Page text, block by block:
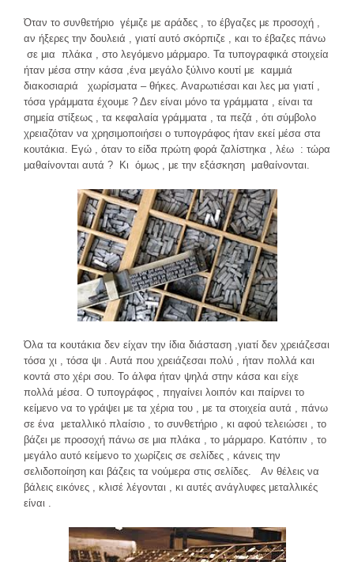
Όταν το συνθετήριο γέμιζε με αράδες , το έβγαζες με προσοχή ,
αν ήξερες την δουλειά , γιατί αυτό σκόρπιζε , και το έβαζες πάνω
σε μια πλάκα , στο λεγόμενο μάρμαρο. Τα τυπογραφικά στοιχεία
ήταν μέσα στην κάσα ,ένα μεγάλο ξύλινο κουτί με καμμιά
διακοσιαριά χωρίσματα – θήκες. Αναρωτιέσαι και λες μα γιατί ,
τόσα γράμματα έχουμε ? Δεν είναι μόνο τα γράμματα , είναι τα
σημεία στίξεως , τα κεφαλαία γράμματα , τα πεζά , ότι σύμβολο
χρειαζόταν να χρησιμοποιήσει ο τυπογράφος ήταν εκεί μέσα στα
κουτάκια. Εγώ , όταν το είδα πρώτη φορά ζαλίστηκα , λέω : τώρα
μαθαίνονται αυτά ? Κι όμως , με την εξάσκηση μαθαίνονται.
Όλα τα κουτάκια δεν είχαν την ίδια διάσταση ,γιατί δεν χρειάζεσαι
τόσα χι , τόσα ψι . Αυτά που χρειάζεσαι πολύ , ήταν πολλά και
κοντά στο χέρι σου. Το άλφα ήταν ψηλά στην κάσα και είχε
πολλά μέσα. Ο τυπογράφος , πηγαίνει λοιπόν και παίρνει το
κείμενο να το γράψει με τα χέρια του , με τα στοιχεία αυτά , πάνω
σε ένα μεταλλικό πλαίσιο , το συνθετήριο , κι αφού τελειώσει , το
βάζει με προσοχή πάνω σε μια πλάκα , το μάρμαρο. Κατόπιν , το
μεγάλο αυτό κείμενο το χωρίζεις σε σελίδες , κάνεις την
σελιδοποίηση και βάζεις τα νούμερα στις σελίδες. Αν θέλεις να
βάλεις εικόνες , κλισέ λέγονται , κι αυτές ανάγλυφες μεταλλικές
είναι .